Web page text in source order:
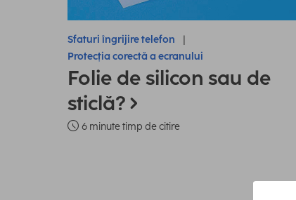
Sfaturi îngrijire telefon
Protecția corectă a ecranului
Folie de silicon sau de
sticlă?
6 minute timp de citire